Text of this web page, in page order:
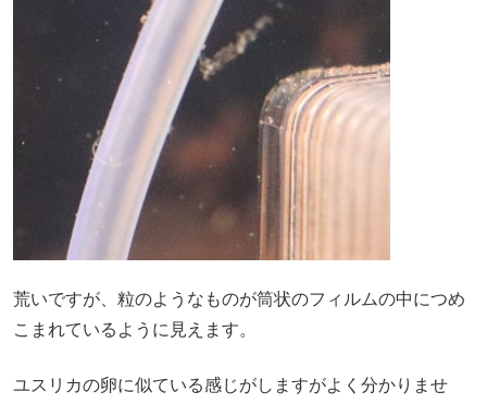
荒いですが、粒のようなものが筒状のフィルムの中につめ
こまれているように見えます。
ユスリカの卵に似ている感じがしますがよく分かりませ